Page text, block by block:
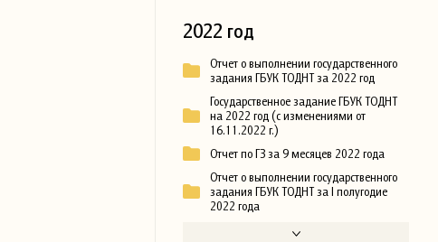
2022 год
Отчет о выполнении государственного
задания ГБУК ТОДНТ за 2022 год
Государственное задание ГБУК ТОДНТ
на 2022 год (с изменениями от
16.11.2022 г.)
Отчет по ГЗ за 9 месяцев 2022 года
Отчет о выполнении государственного
задания ГБУК ТОДНТ за I полугодие
2022 года